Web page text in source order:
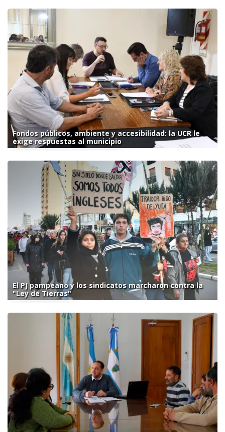
Fondos públicos, ambiente y accesibilidad: la UCR le
exige respuestas al municipio
El PJ pampeano y los sindicatos marcharon contra la
"Ley de Tierras"